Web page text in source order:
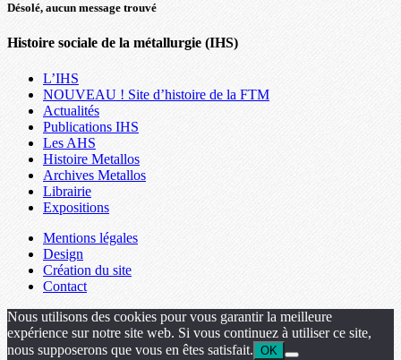
Désolé, aucun message trouvé
Histoire sociale de la métallurgie (IHS)
L’IHS
NOUVEAU ! Site d’histoire de la FTM
Actualités
Publications IHS
Les AHS
Histoire Metallos
Archives Metallos
Librairie
Expositions
Mentions légales
Design
Création du site
Contact
Nous utilisons des cookies pour vous garantir la meilleure
expérience sur notre site web. Si vous continuez à utiliser ce site,
nous supposerons que vous en êtes satisfait. OK